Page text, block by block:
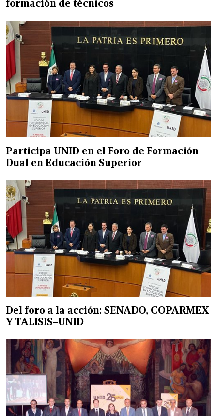
formación de técnicos
Participa UNID en el Foro de Formación
Dual en Educación Superior
Del foro a la acción: SENADO, COPARMEX
Y TALISIS–UNID